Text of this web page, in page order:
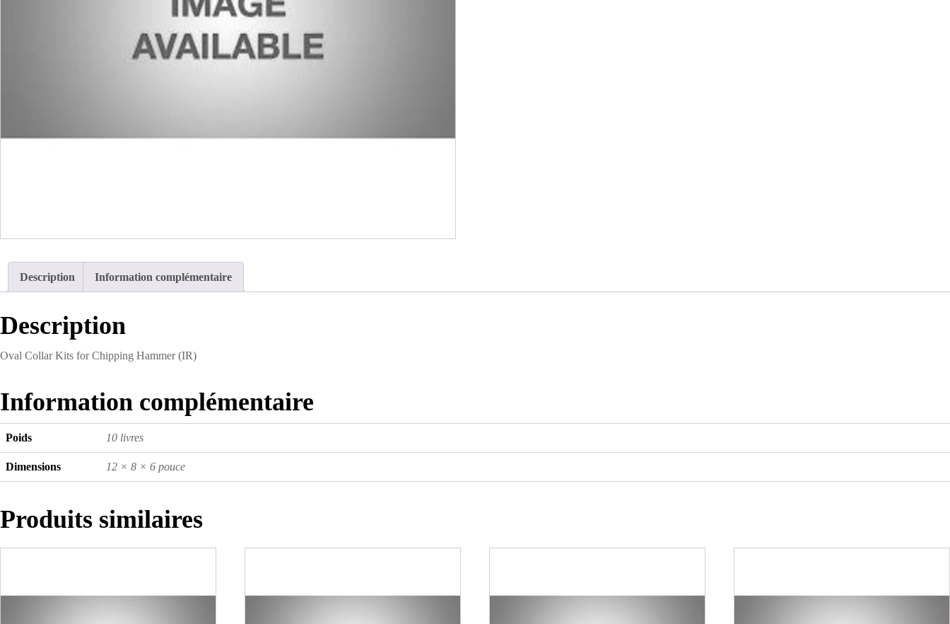
Description Information complémentaire
Description
Oval Collar Kits for Chipping Hammer (IR)
Information complémentaire
Poids 10 livres
Dimensions 12 × 8 × 6 pouce
Produits similaires